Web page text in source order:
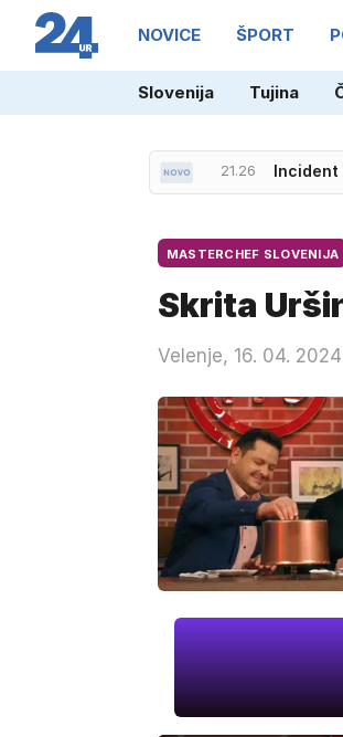
NOVICE ŠPORT
Slovenija Tujina
21.26 Incident
MASTERCHEF SLOVENIJA
Skrita
Velenje, 16. 04. 2024